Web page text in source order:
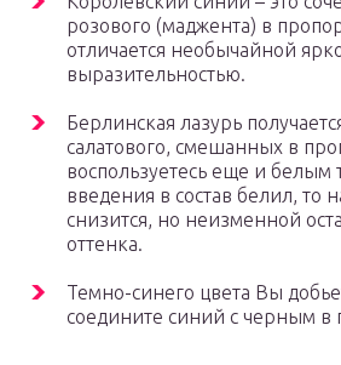
розового (маджента) в
отличается необычайной
выразительностью.
Берлинская лазурь
салатового, смешанных в
воспользуетесь еще и белым
введения в состав белил, то
снизится, но неизменной
оттенка.
Темно-синего цвета Вы
соедините синий с черным в